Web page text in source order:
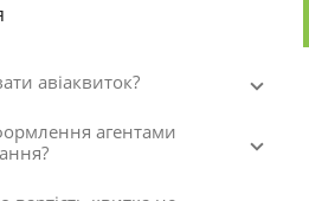
авіаквиток?
агентами